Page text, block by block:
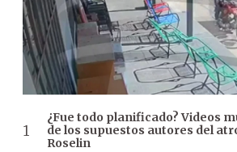
¿Fue todo planificado? Videos
de los supuestos autores del
Roselin